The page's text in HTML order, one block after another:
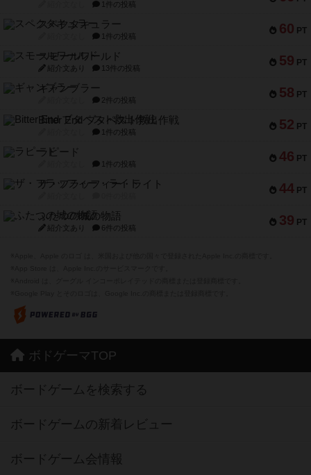
1件の投稿
60 PT
スペクタキュラー
1件の投稿
59 PT
スモールワールド
紹介文あり 13件の投稿
58 PT
ギャンブラー
2件の投稿
52 PT
Bitter End ブタペスト救出作戦
1件の投稿
46 PT
ラピード
1件の投稿
44 PT
ザ・フラッフィー・ライト
39 PT
ふたつの城の物語
紹介文あり 6件の投稿
ボドゲーマTOP
ボードゲームを検索する
ボードゲームの新着レビュー
ボードゲーム会情報